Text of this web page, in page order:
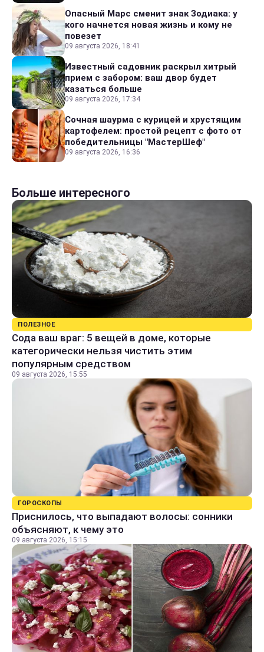
Опасный Марс сменит знак Зодиака: у
кого начнется новая жизнь и кому не
повезет
09 августа 2026, 18:41
Известный садовник раскрыл хитрый
прием с забором: ваш двор будет
казаться больше
09 августа 2026, 17:34
Сочная шаурма с курицей и хрустящим
картофелем: простой рецепт с фото от
победительницы "МастерШеф"
09 августа 2026, 16:36
Больше интересного
ПОЛЕЗНОЕ
Сода ваш враг: 5 вещей в доме, которые
категорически нельзя чистить этим
популярным средством
09 августа 2026, 15:55
ГОРОСКОПЫ
Приснилось, что выпадают волосы: сонники
объясняют, к чему это
09 августа 2026, 15:15